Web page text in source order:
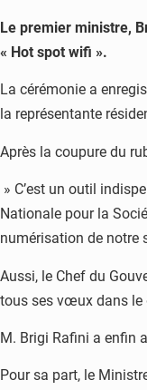
Le premier ministre,
« Hot spot wifi ».
La cérémonie a
la représentante
Après la coupure du
» C’est un outil
Nationale pour la
numérisation de notre
Aussi, le Chef du
tous ses vœux dans le
M. Brigi Rafini a enfin
Pour sa part, le